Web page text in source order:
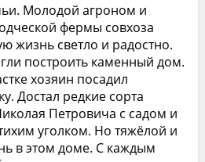
Молодой агроном и
фермы совхоза
жизнь светло и радостно.
построить каменный дом.
хозяин посадил
Достал редкие сорта
Петровича с садом и
уголком. Но тяжёлой и
в этом доме. С каждым